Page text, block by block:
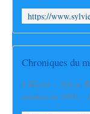
L'Élysée - Sylvie
sommes en 1991.